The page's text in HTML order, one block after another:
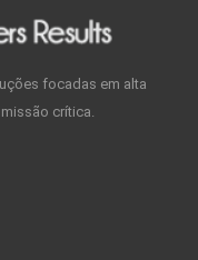
focadas em alta
crítica.